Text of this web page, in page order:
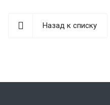
Назад к списку